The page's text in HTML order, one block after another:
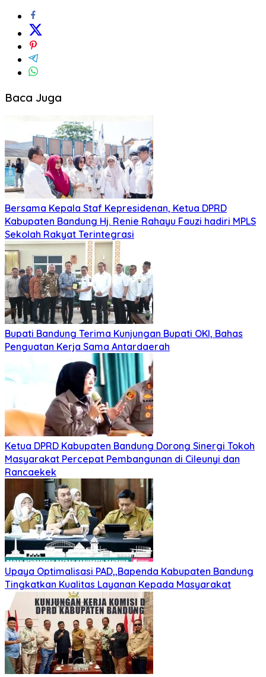
Baca Juga
Bersama Kepala Staf Kepresidenan, Ketua DPRD
Kabupaten Bandung Hj. Renie Rahayu Fauzi hadiri MPLS
Sekolah Rakyat Terintegrasi
Bupati Bandung Terima Kunjungan Bupati OKI, Bahas
Penguatan Kerja Sama Antardaerah
Ketua DPRD Kabupaten Bandung Dorong Sinergi Tokoh
Masyarakat Percepat Pembangunan di Cileunyi dan
Rancaekek
Upaya Optimalisasi PAD,,Bapenda Kabupaten Bandung
Tingkatkan Kualitas Layanan Kepada Masyarakat